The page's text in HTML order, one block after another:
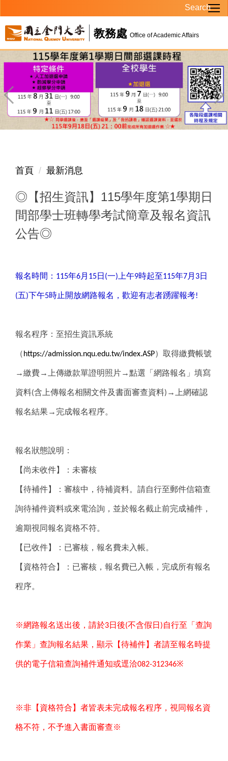
到
主
要
內
區
教務處 Office of Academic Affairs
Search
首頁 最新消息
◎【招生資訊】115學年度第1學期日
間部學士班轉學考試簡章及報名資訊
公告◎
報名時間： 115年6月 15日 (一) 上午9時起至115年7月 3日
(五)下午5時止開放網路報名，歡迎有志者踴躍報考!
報名程序：至招生資訊系統
（ https://admission.nqu.edu.tw/index.ASP）取得繳費帳號
→繳費→上傳繳款單證明照片→點選「網路報名」填寫
資料(含上傳報名相關文件及書面審查資料) →上網確認
報名結果→完成報名程序。
報名狀態說明：
【尚未收件】：未審核
【待補件】：審核中，待補資料。請自行至郵件信箱查
詢待補件資料或來電洽詢，並於報名截止前完成補件，
逾期視同報名資格不符。
【已收件】：已審核，報名費未入帳。
【資格符合】：已審核，報名費已入帳，完成所有報名
程序。
※網路報名送出後，請於3日後(不含假日 )自行至「查詢
作業」查詢報名結果，顯示【待補件】者請至報名時提
供的電子信箱查詢補件通知或逕洽082-312346※
※非【資格符合】者皆表未完成報名程序，視同報名資
格不符，不予進入書面審查※